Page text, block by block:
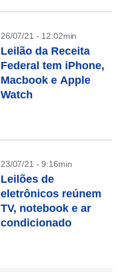
26/07/21 - 12:02min
Leilão da Receita
Federal tem iPhone,
Macbook e Apple
Watch
23/07/21 - 9:16min
Leilões de
eletrônicos reúnem
TV, notebook e ar
condicionado